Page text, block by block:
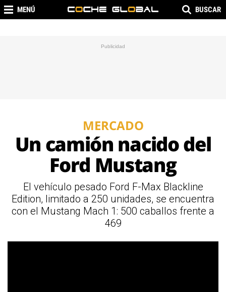
MENÚ BUSCAR
MERCADO
Un camión nacido del
Ford Mustang
El vehículo pesado Ford F-Max Blackline
Edition, limitado a 250 unidades, se encuentra
con el Mustang Mach 1: 500 caballos frente a
469